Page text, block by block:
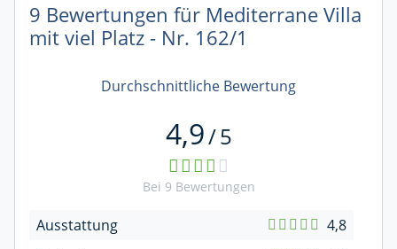
9 Bewertungen für Mediterrane Villa
mit viel Platz - Nr. 162/1
Durchschnittliche Bewertung
4,9/5
Bei 9 Bewertungen
Ausstattung
4,8